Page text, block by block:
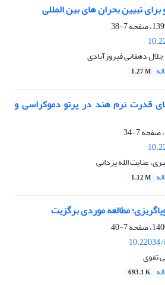
تبیین بحران های بین المللی
7-38
دهقانی فیروزآبادی
1.27 M
قدرت نرم هند در پرتو دموکراسی و
7-34
عنایت الله یزدانی
1.12 M
مطالعه موردی برگزیت
7-40
تقوی
693.1 K